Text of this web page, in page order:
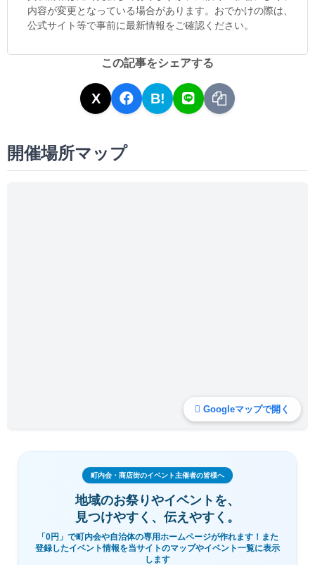
内容が変更となっている場合があります。おでかけの際は、
公式サイト等で事前に最新情報をご確認ください。
この記事をシェアする
X B!
開催場所マップ
Googleマップで開く
町内会・商店街のイベント主催者の皆様へ
地域のお祭りやイベントを、
見つけやすく、伝えやすく。
「0円」で町内会や自治体の専用ホームページが作れます！また
登録したイベント情報を当サイトのマップやイベント一覧に表示
します